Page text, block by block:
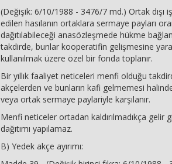
(Değişik: 6/10/1988 - 3476/7 md.) Ortak dışı
edilen hasılanın ortaklara sermaye payları
dağıtılabileceği anasözleşmede hükme
takdirde, bunlar kooperatifin gelişmesine
kullanılmak üzere özel bir fonda toplanır.
Bir yıllık faaliyet neticeleri menfi olduğu
akçelerden ve bunların kafi gelmemesi
veya ortak sermaye paylariyle karşılanır.
Menfi neticeler ortadan kaldırılmadıkça gelir
dağıtımı yapılamaz.
B) Yedek akçe ayırımı: